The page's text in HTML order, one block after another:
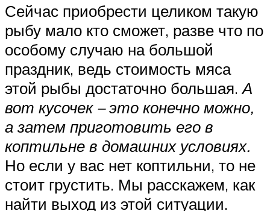
Сейчас приобрести целиком такую
рыбу мало кто сможет, разве что по
особому случаю на большой
праздник, ведь стоимость мяса
этой рыбы достаточно большая. А
вот кусочек – это конечно можно,
а затем приготовить его в
коптильне в домашних условиях.
Но если у вас нет коптильни, то не
стоит грустить. Мы расскажем, как
найти выход из этой ситуации.